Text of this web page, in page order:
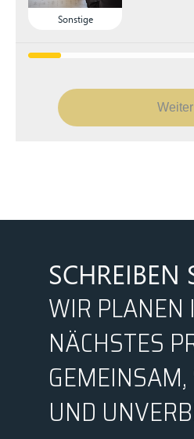
Sonstige
Weiter
WIR PLANEN
NÄCHSTES
UND